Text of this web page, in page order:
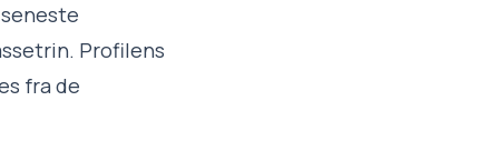
Profilens
fra de